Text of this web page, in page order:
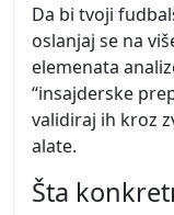
Da bi tvoji
oslanjaj se na
elemenata
“insajderske
validiraj ih kroz
alate.
Šta